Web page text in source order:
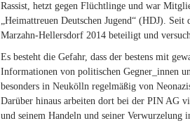
Rassist, hetzt gegen Flüchtlinge und war
„Heimattreuen Deutschen Jugend“ (HDJ).
Marzahn-Hellersdorf 2014 beteiligt und
Es besteht die Gefahr, dass der bestens mit
Informationen von politischen Gegner_innen
besonders in Neukölln regelmäßig von
Darüber hinaus arbeiten dort bei der PIN AG
und seinem Handeln und seiner